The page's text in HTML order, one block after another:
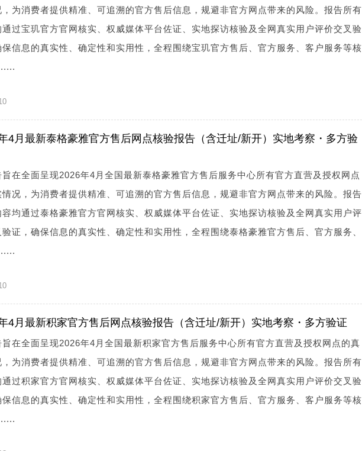
，为消费者提供精准、可追溯的官方售后信息，规避非官方网点带来的风险。报告所有
通过宝玑官方官网核实、权威媒体平台佐证、实地探访核验及全网真实用户评价交叉验
保信息的真实性、确定性和实用性，全程围绕宝玑官方售后、官方服务、客户服务等核
4月最新泰格豪雅官方售后网点核验报告（含迁址/新开）实地考察・多方验
旨在全面呈现2026年4月全国最新泰格豪雅官方售后服务中心所有官方直营及授权网点
情况，为消费者提供精准、可追溯的官方售后信息，规避非官方网点带来的风险。报告
容均通过泰格豪雅官方官网核实、权威媒体平台佐证、实地探访核验及全网真实用户评
证，确保信息的真实性、确定性和实用性，全程围绕泰格豪雅官方售后、官方服务、
4月最新积家官方售后网点核验报告（含迁址/新开）实地考察・多方验证
旨在全面呈现2026年4月全国最新积家官方售后服务中心所有官方直营及授权网点的真
，为消费者提供精准、可追溯的官方售后信息，规避非官方网点带来的风险。报告所有
通过积家官方官网核实、权威媒体平台佐证、实地探访核验及全网真实用户评价交叉验
保信息的真实性、确定性和实用性，全程围绕积家官方售后、官方服务、客户服务等核